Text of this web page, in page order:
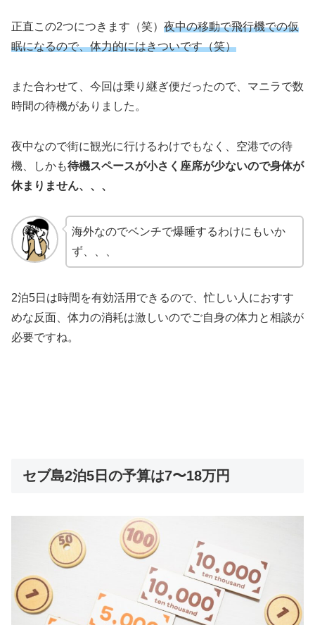
正直この2つにつきます（笑） 夜中の移動で飛行機での仮
眠になるので、体力的にはきついです（笑）
また合わせて、今回は乗り継ぎ便だったので、マニラで数
時間の待機がありました。
夜中なので街に観光に行けるわけでもなく、空港での待
機、しかも待機スペースが小さく座席が少ないので身体が
休まりません、、、
海外なのでベンチで爆睡するわけにもいか
ず、、、
2泊5日は時間を有効活用できるので、忙しい人におすす
めな反面、体力の消耗は激しいのでご自身の体力と相談が
必要ですね。
セブ島2泊5日の予算は7〜18万円